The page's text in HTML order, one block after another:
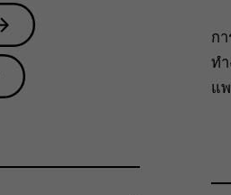
ก
ท
แ